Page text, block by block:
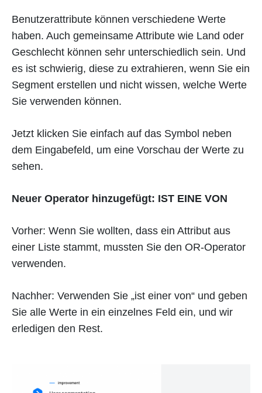
Benutzerattribute können verschiedene Werte
haben. Auch gemeinsame Attribute wie Land oder
Geschlecht können sehr unterschiedlich sein. Und
es ist schwierig, diese zu extrahieren, wenn Sie ein
Segment erstellen und nicht wissen, welche Werte
Sie verwenden können.
Jetzt klicken Sie einfach auf das Symbol neben
dem Eingabefeld, um eine Vorschau der Werte zu
sehen.
Neuer Operator hinzugefügt: IST EINE VON
Vorher: Wenn Sie wollten, dass ein Attribut aus
einer Liste stammt, mussten Sie den OR-Operator
verwenden.
Nachher: Verwenden Sie „ist einer von“ und geben
Sie alle Werte in ein einzelnes Feld ein, und wir
erledigen den Rest.